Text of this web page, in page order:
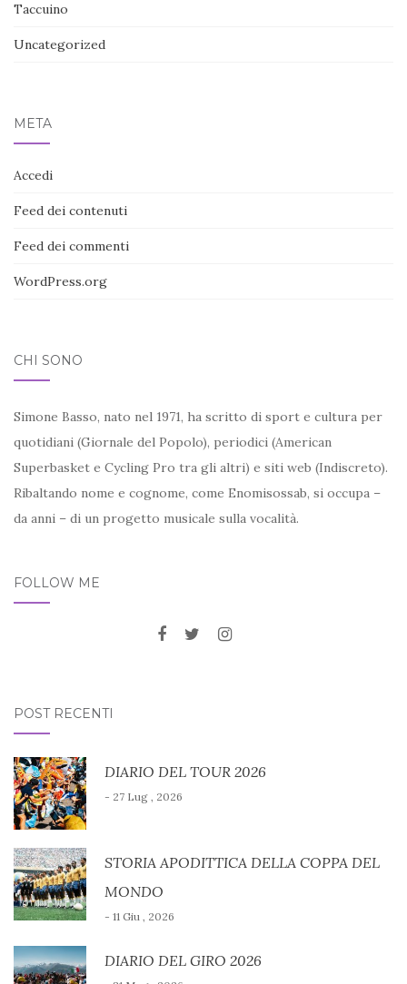
Taccuino
Uncategorized
META
Accedi
Feed dei contenuti
Feed dei commenti
WordPress.org
CHI SONO
Simone Basso, nato nel 1971, ha scritto di sport e cultura per
quotidiani (Giornale del Popolo), periodici (American
Superbasket e Cycling Pro tra gli altri) e siti web (Indiscreto).
Ribaltando nome e cognome, come Enomisossab, si occupa –
da anni – di un progetto musicale sulla vocalità.
FOLLOW ME
POST RECENTI
DIARIO DEL TOUR 2026
- 27 Lug , 2026
STORIA APODITTICA DELLA COPPA DEL
MONDO
- 11 Giu , 2026
DIARIO DEL GIRO 2026